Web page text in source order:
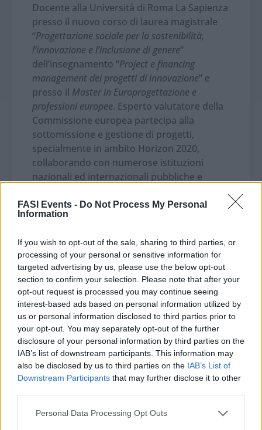
FASI Events - Do Not Process My Personal
Information
If you wish to opt-out of the sale, sharing to third parties, or
processing of your personal or sensitive information for
targeted advertising by us, please use the below opt-out
section to confirm your selection. Please note that after your
opt-out request is processed you may continue seeing
interest-based ads based on personal information utilized by
us or personal information disclosed to third parties prior to
your opt-out. You may separately opt-out of the further
disclosure of your personal information by third parties on the
IAB’s list of downstream participants. This information may
also be disclosed by us to third parties on the IAB’s List of
Downstream Participants that may further disclose it to other
Personal Data Processing Opt Outs
Docente alla Università di Roma La Sapienza
presso il nuovo corso di laurea magistrale
“Progettazione sociale per la sostenibilità,
l’innovazione e l’inclusione di genere”
dell’insegnamento “Project e financing
management dei progetti di innovazione” e
presso il Master in Europrogettazione e
professioni europee. Esperto valutatore della
Commissione europea partecipa alla
sottomissione e gestione di progetti,
specialmente in ambito Horizon 2020,
collaborando con numerose istituzioni
nazionali ed internazionali pubbliche e
“Europrogettare con i fondi Horizon e i
finanziamenti diretti dell’Unione europea